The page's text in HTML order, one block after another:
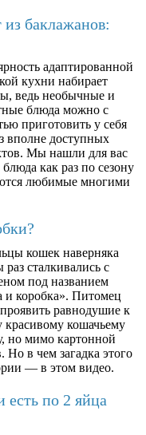
баклажанов:
адаптированной
кухни набирает
ведь необычные и
блюда можно с
приготовить у себя
вполне доступных
Мы нашли для вас
как раз по сезону
любимые многими
кошек наверняка
раз сталкивались с
под названием
и коробка». Питомец
равнодушие к
красивому кошачьему
но мимо картонной
Но в чем загадка этого
— в этом видео.
есть по 2 яйца